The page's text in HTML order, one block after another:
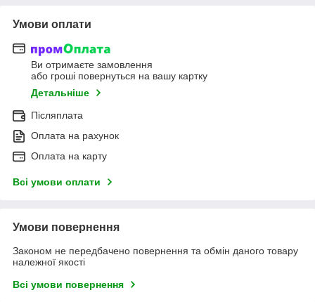
Умови оплати
Ви отримаєте замовлення
або гроші повернуться на вашу картку
Детальніше
Післяплата
Оплата на рахунок
Оплата на карту
Всі умови оплати
Умови повернення
Законом не передбачено повернення та обмін даного товару
належної якості
Всі умови повернення